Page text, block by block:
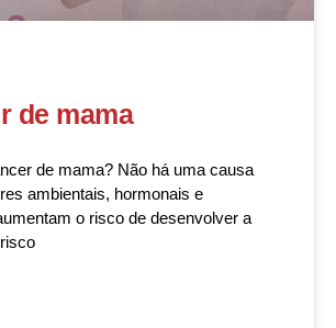
de mama
de mama? Não há uma causa
ambientais, hormonais e
o risco de desenvolver a